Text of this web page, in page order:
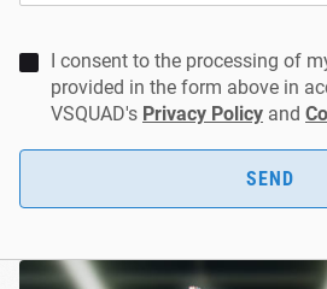
I consent to the processing of
provided in the form above in
VSQUAD's Privacy Policy and